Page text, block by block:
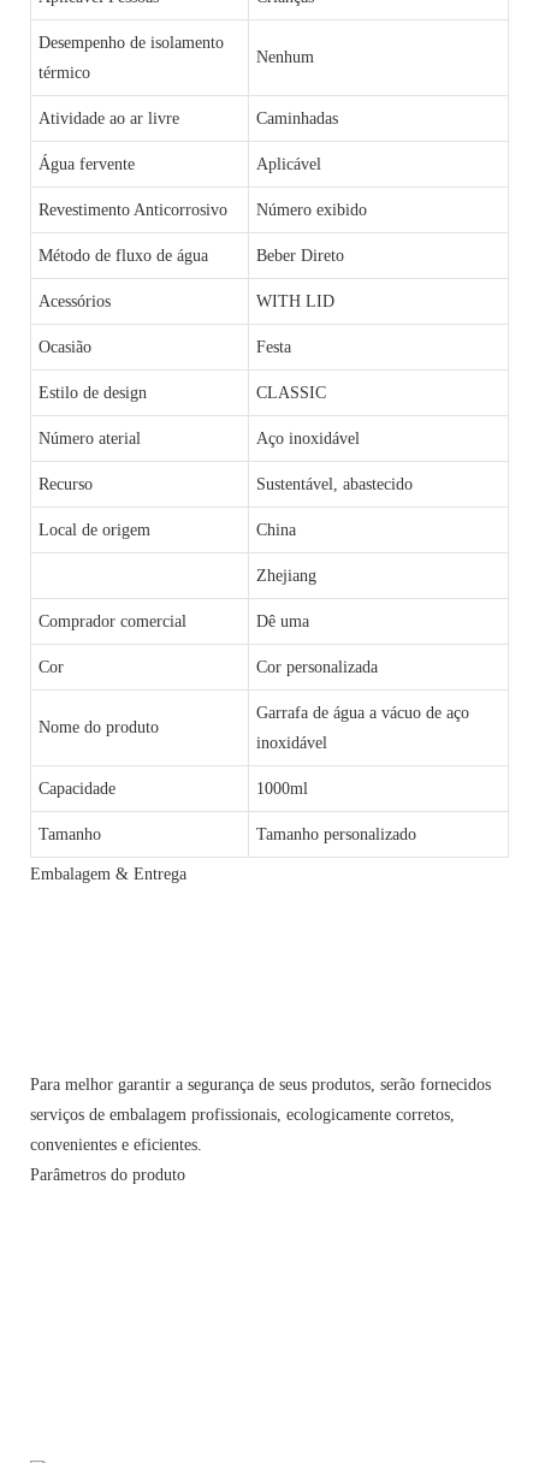
Desempenho de isolamento
térmico
Nenhum
Atividade ao ar livre Caminhadas
Água fervente Aplicável
Revestimento Anticorrosivo Número exibido
Método de fluxo de água Beber Direto
Acessórios WITH LID
Ocasião Festa
Estilo de design CLASSIC
Número aterial Aço inoxidável
Recurso Sustentável, abastecido
Local de origem China
Zhejiang
Comprador comercial Dê uma
Cor Cor personalizada
Nome do produto
Garrafa de água a vácuo de aço
inoxidável
Capacidade 1000ml
Tamanho Tamanho personalizado
Embalagem & Entrega
Para melhor garantir a segurança de seus produtos, serão fornecidos
serviços de embalagem profissionais, ecologicamente corretos,
convenientes e eficientes.
Parâmetros do produto